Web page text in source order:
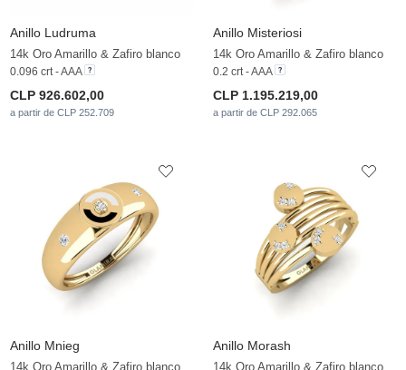
Anillo Ludruma
14k Oro Amarillo & Zafiro blanco
0.096 crt - AAA
CLP 926.602,00
a partir de CLP 252.709
Anillo Misteriosi
14k Oro Amarillo & Zafiro blanco
0.2 crt - AAA
CLP 1.195.219,00
a partir de CLP 292.065
Anillo Mnieg
14k Oro Amarillo & Zafiro blanco
Anillo Morash
14k Oro Amarillo & Zafiro blanco